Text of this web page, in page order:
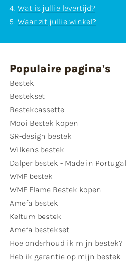
Wat is jullie levertijd?
Waar zit jullie winkel?
Populaire pagina's
Bestek
Bestekset
Bestekcassette
Mooi Bestek kopen
SR-design bestek
Wilkens bestek
Dalper bestek - Made in Portugal
WMF bestek
WMF Flame Bestek kopen
Amefa bestek
Keltum bestek
Amefa bestekset
Hoe onderhoud ik mijn bestek?
Heb ik garantie op mijn bestek